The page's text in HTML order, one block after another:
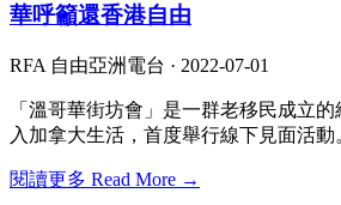
華呼籲還香港自由
RFA 自由亞洲電台 · 2022-07-01
「溫哥華街坊會」是一群老移民成立
入加拿大生活，首度舉行線下見面活動
閱讀更多 Read More →